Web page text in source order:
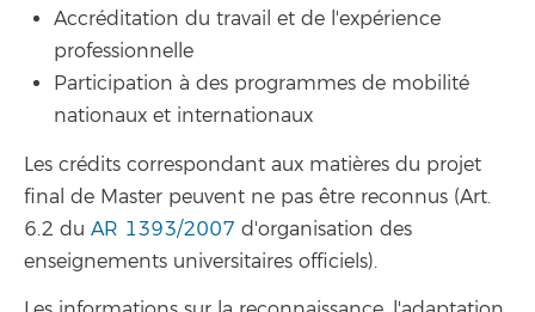
Accréditation du travail et de l'expérience
professionnelle
Participation à des programmes de mobilité
nationaux et internationaux
Les crédits correspondant aux matières du projet
final de Master peuvent ne pas être reconnus (Art.
6.2 du AR 1393/2007 d'organisation des
enseignements universitaires officiels).